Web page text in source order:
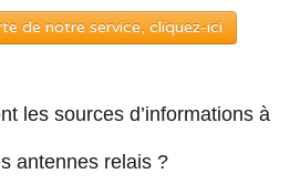
de notre service, cliquez-ici
les sources d’informations à
antennes relais ?